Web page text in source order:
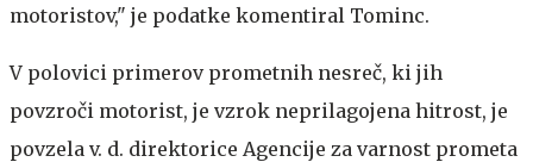
motoristov," je podatke komentiral Tominc.
V polovici primerov prometnih nesreč, ki jih
povzroči motorist, je vzrok neprilagojena hitrost, je
povzela v. d. direktorice Agencije za varnost prometa